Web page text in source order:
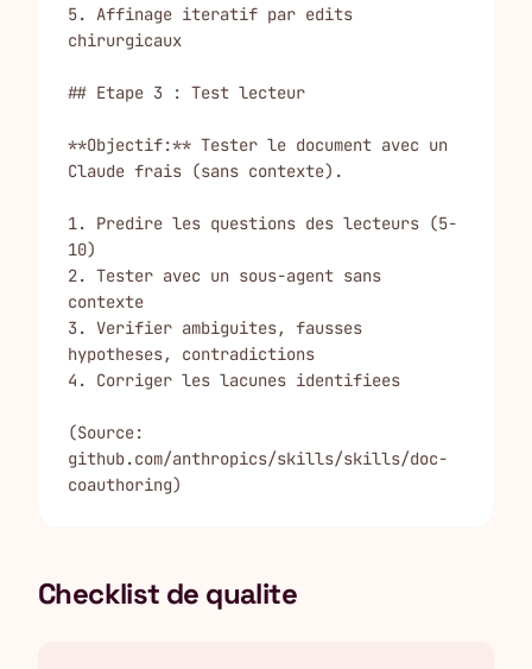
5. Affinage iteratif par edits
chirurgicaux
## Etape 3 : Test lecteur
**Objectif:** Tester le document avec un
Claude frais (sans contexte).
1. Predire les questions des lecteurs (5-
10)
2. Tester avec un sous-agent sans
contexte
3. Verifier ambiguites, fausses
hypotheses, contradictions
4. Corriger les lacunes identifiees
(Source:
github.com/anthropics/skills/skills/doc-
coauthoring)
Checklist de qualite